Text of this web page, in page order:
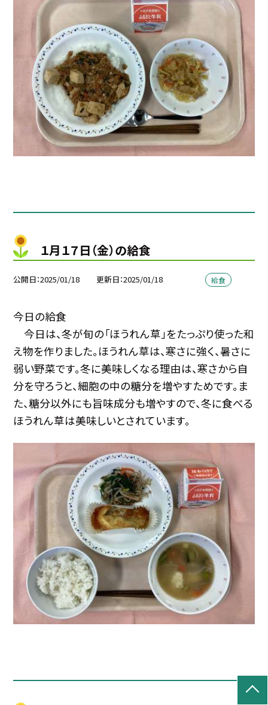
１月１７日（金）の給食
公開日 2025/01/18 更新日 2025/01/18 給食
今日の給食
今日は、冬が旬の「ほうれん草」をたっぷり使った和
え物を作りました。ほうれん草は、寒さに強く、暑さに
弱い野菜です。冬に美味しくなる理由は、寒さから自
分を守ろうと、細胞の中の糖分を増やすためです。ま
た、糖分以外にも旨味成分も増やすので、冬に食べる
ほうれん草は美味しいとされています。